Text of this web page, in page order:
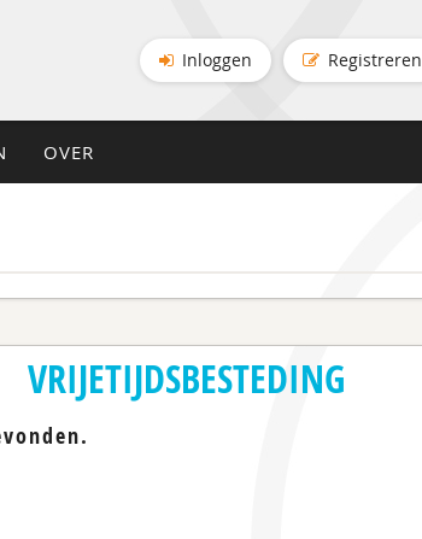
Inloggen Registreren
OVER
VRIJETIJDSBESTEDING